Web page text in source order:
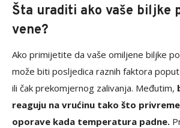
Šta uraditi ako vaše biljke
vene?
Ako primijetite da vaše omiljene biljke
može biti posljedica raznih faktora
ili čak prekomjernog zalivanja. Međutim,
reaguju na vrućinu tako što
oporave kada temperatura padne.